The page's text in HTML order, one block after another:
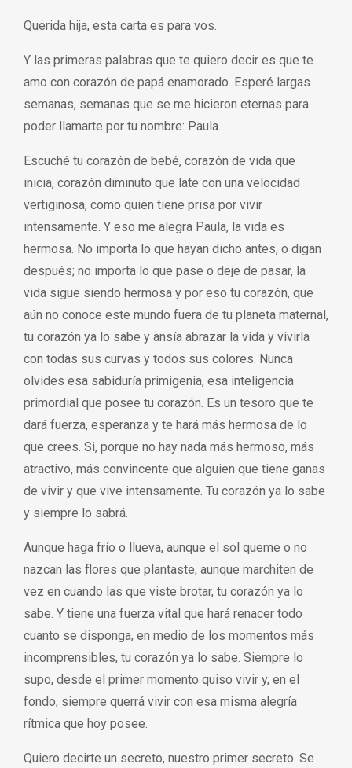
Querida hija, esta carta es para vos.
Y las primeras palabras que te quiero decir es que te
amo con corazón de papá enamorado. Esperé largas
semanas, semanas que se me hicieron eternas para
poder llamarte por tu nombre: Paula.
Escuché tu corazón de bebé, corazón de vida que
inicia, corazón diminuto que late con una velocidad
vertiginosa, como quien tiene prisa por vivir
intensamente. Y eso me alegra Paula, la vida es
hermosa. No importa lo que hayan dicho antes, o digan
después; no importa lo que pase o deje de pasar, la
vida sigue siendo hermosa y por eso tu corazón, que
aún no conoce este mundo fuera de tu planeta maternal,
tu corazón ya lo sabe y ansía abrazar la vida y vivirla
con todas sus curvas y todos sus colores. Nunca
olvides esa sabiduría primigenia, esa inteligencia
primordial que posee tu corazón. Es un tesoro que te
dará fuerza, esperanza y te hará más hermosa de lo
que crees. Si, porque no hay nada más hermoso, más
atractivo, más convincente que alguien que tiene ganas
de vivir y que vive intensamente. Tu corazón ya lo sabe
y siempre lo sabrá.
Aunque haga frío o llueva, aunque el sol queme o no
nazcan las flores que plantaste, aunque marchiten de
vez en cuando las que viste brotar, tu corazón ya lo
sabe. Y tiene una fuerza vital que hará renacer todo
cuanto se disponga, en medio de los momentos más
incomprensibles, tu corazón ya lo sabe. Siempre lo
supo, desde el primer momento quiso vivir y, en el
fondo, siempre querrá vivir con esa misma alegría
rítmica que hoy posee.
Quiero decirte un secreto, nuestro primer secreto. Se